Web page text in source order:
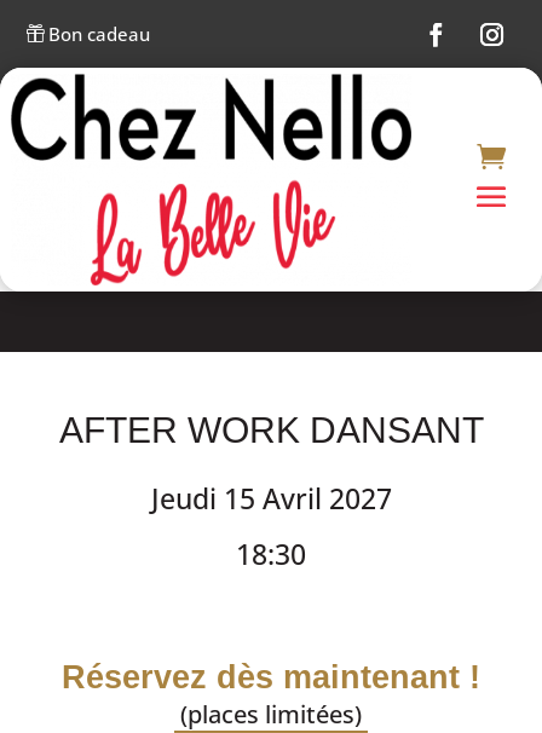
Bon cadeau
AFTER WORK DANSANT
Jeudi 15 Avril 2027
18:30
Réservez dès maintenant !
(places limitées)